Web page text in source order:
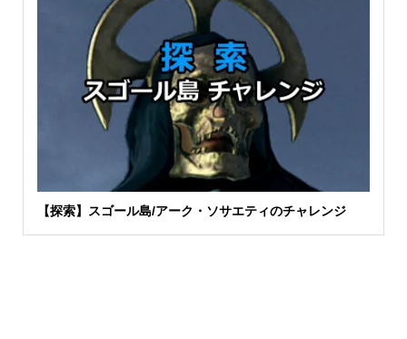
【探索】スゴール島/アーク・ソサエティのチャレンジ